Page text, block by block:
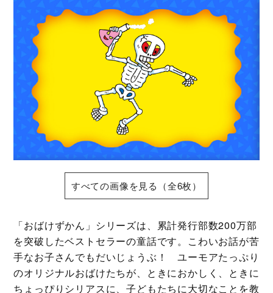
すべての画像を見る（全6枚）
「おばけずかん」シリーズは、累計発行部数200万部
を突破したベストセラーの童話です。こわいお話が苦
手なお子さんでもだいじょうぶ！ ユーモアたっぷり
のオリジナルおばけたちが、ときにおかしく、ときに
ちょっぴりシリアスに、子どもたちに大切なことを教